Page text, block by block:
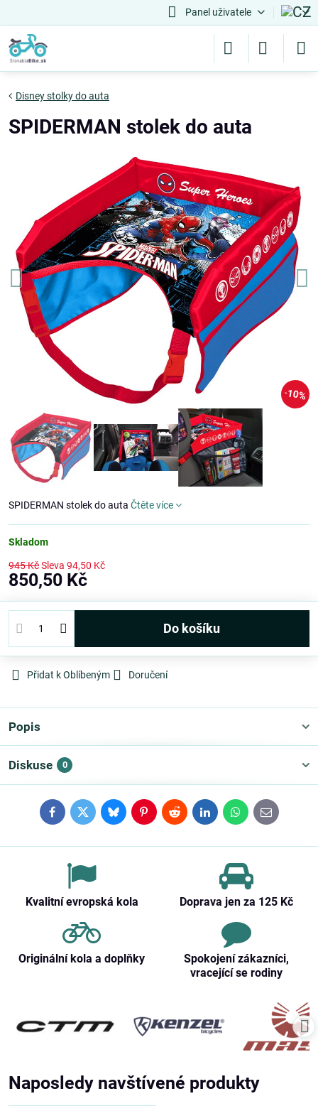
Panel uživatele
10%
Disney stolky do auta
SPIDERMAN stolek do auta
SPIDERMAN stolek do auta Čtěte více
Skladom
945 KčSleva 94,50 Kč
850,50 Kč
Do košíku
Přidat k Oblíbeným Doručení
Popis
Diskuse 0
FacebookTwitterBlueskyPinterestRedditLinkedInWhatsApp
E-
mail
Kvalitní evropská kola Doprava jen za 125 Kč
Originální kola a doplňky
Spokojení zákazníci,
vracející se rodiny
Naposledy navštívené produkty